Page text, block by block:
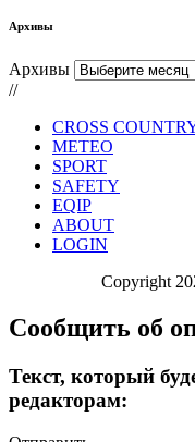
Архивы
Архивы
//
CROSS
METEO
SPORT
SAFETY
EQIP
ABOUT
LOGIN
Copyright
Сообщить об
Текст, который
редакторам: